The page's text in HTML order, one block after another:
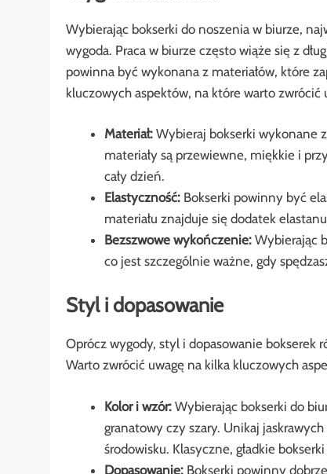
Wybierając bokserki do noszenia w biurze,
wygoda. Praca w biurze często wiąże się z
powinna być wykonana z materiałów, które
kluczowych aspektów, na które warto zwrócić
Materiał:Wybieraj bokserki wykonane
materiały są przewiewne, miękkie i
cały dzień.
Elastyczność:Bokserki powinny być
materiału znajduje się dodatek
Bezszwowe wykończenie:Wybierając
co jest szczególnie ważne, gdy
Styl i dopasowanie
Oprócz wygody, styl i dopasowanie
Warto zwrócić uwagę na kilka kluczowych
Kolor i wzór:Wybierając bokserki do
granatowy czy szary. Unikaj
środowisku. Klasyczne, gładkie
Dopasowanie:Bokserki powinny